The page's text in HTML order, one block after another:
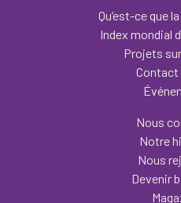
Qu’est-ce que
Index mondial
Projets
Contact
Nous
Notre
Nous
Devenir